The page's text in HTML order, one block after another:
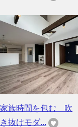
家族時間を包む 吹
き抜けモダ...